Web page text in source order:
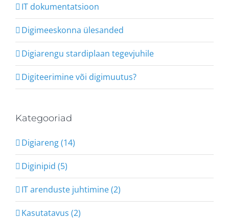
IT dokumentatsioon
Digimeeskonna ülesanded
Digiarengu stardiplaan tegevjuhile
Digiteerimine või digimuutus?
Kategooriad
Digiareng (14)
Diginipid (5)
IT arenduste juhtimine (2)
Kasutatavus (2)